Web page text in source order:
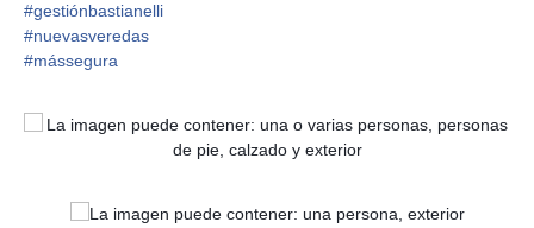
#gestiónbastianelli
#nuevasveredas
#mássegura